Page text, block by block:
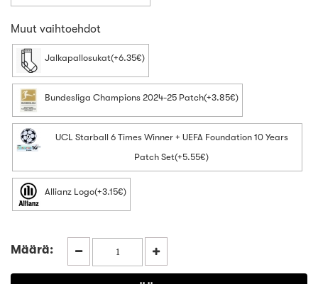
Muut vaihtoehdot
Jalkapallosukat(+6.35€)
Bundesliga Champions 2024-25 Patch(+3.85€)
UCL Starball 6 Times Winner + UEFA Foundation 10 Years
Patch Set(+5.55€)
Allianz Logo(+3.15€)
Määrä: